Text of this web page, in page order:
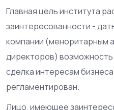
Главная цель института
заинтересованности -
компании (меноритарным
директоров)
сделка интересам
регламентирован.
Лицо, имеющее